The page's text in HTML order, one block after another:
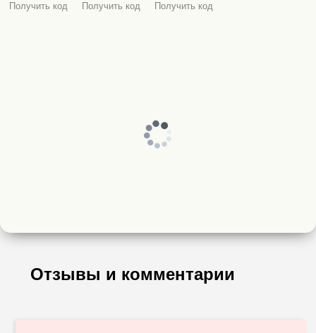
Получить код Получить код Получить код
Отзывы и комментарии